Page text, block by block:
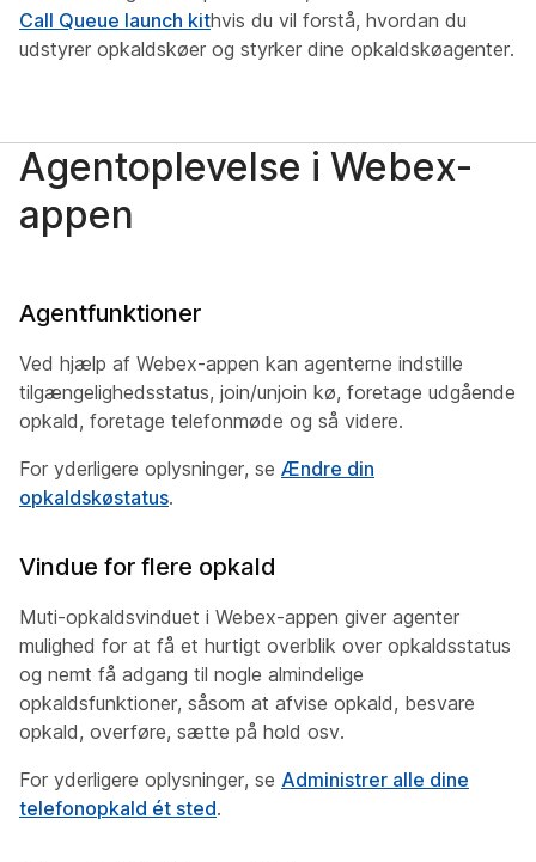
Call Queue launch kithvis du vil forstå, hvordan du
udstyrer opkaldskøer og styrker dine opkaldskøagenter.
Agentoplevelse i Webex-
appen
Agentfunktioner
Ved hjælp af Webex-appen kan agenterne indstille
tilgængelighedsstatus, join/unjoin kø, foretage udgående
opkald, foretage telefonmøde og så videre.
For yderligere oplysninger, se Ændre din
opkaldskøstatus.
Vindue for flere opkald
Muti-opkaldsvinduet i Webex-appen giver agenter
mulighed for at få et hurtigt overblik over opkaldsstatus
og nemt få adgang til nogle almindelige
opkaldsfunktioner, såsom at afvise opkald, besvare
opkald, overføre, sætte på hold osv.
For yderligere oplysninger, se Administrer alle dine
telefonopkald ét sted.